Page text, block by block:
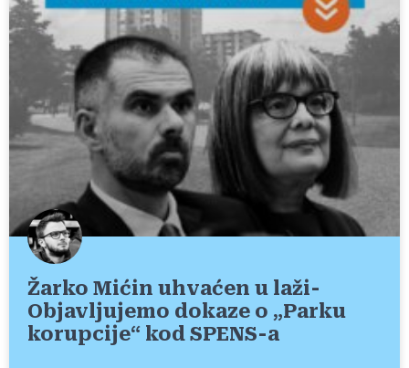
Žarko Mićin uhvaćen u laži-
Objavljujemo dokaze o „Parku
korupcije“ kod SPENS-a